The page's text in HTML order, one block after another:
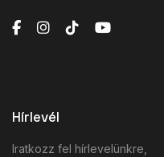
Hírlevél
Iratkozz fel hírlevelünkre,